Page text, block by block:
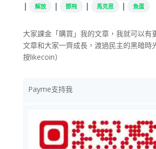
| 解放 | 鄧飛 | 馬克思 | 魚蛋
大家課金「購買」我的文章，我就可以有
文章和大家一齊成長，渡過民主的黑暗時
按likecoin）
Payme支持我